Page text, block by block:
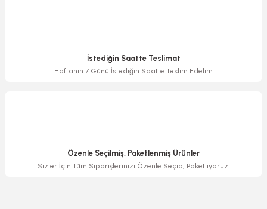
İstediğin Saatte Teslimat
Haftanın 7 Günü İstediğin Saatte Teslim Edelim
Özenle Seçilmiş, Paketlenmiş Ürünler
Sizler İçin Tüm Siparişlerinizi Özenle Seçip, Paketliyoruz.